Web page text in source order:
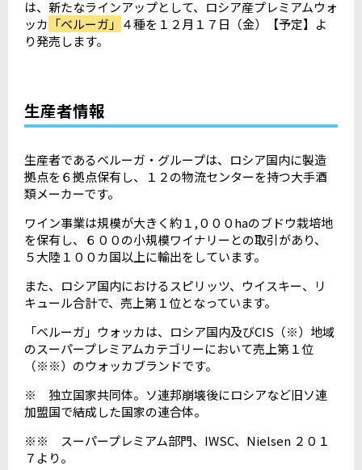
は、新たなラインアップとして、ロシア産プレミアムウォ
ッカ 「ベルーガ」 ４種を１２月１７日（金）【予定】よ
り発売します。
生産者情報
生産者であるベルーガ・グループは、ロシア国内に製造
拠点を６拠点保有し、１２の物流センターを持つ大手酒
類メーカーです。
ワイン事業は規模が大きく約１,０００haのブドウ栽培地
を保有し、６００の小規模ワイナリーとの取引があり、
５大陸１００カ国以上に輸出をしています。
また、ロシア国内におけるスピリッツ、ウイスキー、リ
キュール合計で、売上第１位となっています。
「ベルーガ」ウォッカは、ロシア国内及びCIS（※）地域
のスーパープレミアムカテゴリーにおいて売上第１位
（※※）のウォッカブランドです。
※ 独立国家共同体。ソ連邦崩壊後にロシアなど旧ソ連
加盟国で結成した国家の連合体。
※※ スーパープレミアム部門、IWSC、Nielsen ２０１
７より。